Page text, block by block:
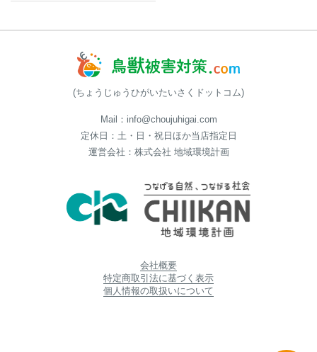
(ちょうじゅうひがいたいさくドットコム)
Mail：info@choujuhigai.com
定休日：土・日・祝日ほか当店指定日
運営会社：株式会社 地域環境計画
会社概要
特定商取引法に基づく表示
個人情報の取扱いについて